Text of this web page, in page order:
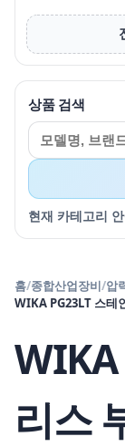
상품 검색
현재 카테고리
홈/종합산업장비/압
WIKA PG23LT 스테
WIKA
리스